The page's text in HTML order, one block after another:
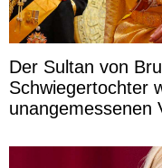
Der Sultan von
Schwiegertochter
unangemessenen